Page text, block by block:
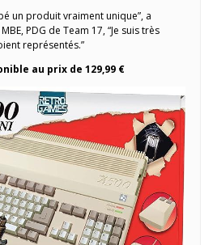
un produit vraiment unique”, a
PDG de Team 17, “Je suis très
représentés.”
au prix de 129,99 €